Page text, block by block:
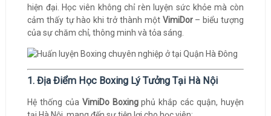
hiện đại. Học viên không chỉ rèn luyện sức khỏe mà còn
cảm thấy tự hào khi trở thành một VimiDor– biểu tượng
của sự chăm chỉ, thông minh và tỏa sáng.
1. Địa Điểm Học Boxing Lý Tưởng Tại Hà Nội
Hệ thống của VimiDo Boxingphủ khắp các quận, huyện